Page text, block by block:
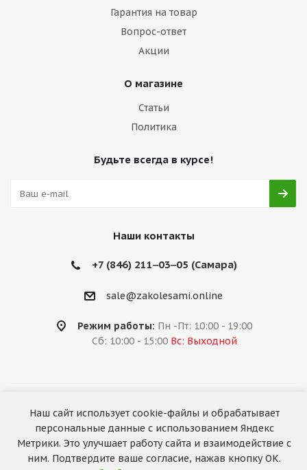
Гарантия на товар
Вопрос-ответ
Акции
О магазине
Статьи
Политика
Будьте всегда в курсе!
Наши контакты
+7 (846) 211‒03‒05 (Самара)
sale@zakolesami.online
Режим работы: Пн -Пт: 10:00 - 19:00
Сб: 10:00 - 15:00 Вс: Выходной
2026 © «За колёсами.Online»
Запуск сайта —RuMaster
Наш сайт использует cookie-файлы и обрабатывает
персональные данные с использованием Яндекс
Метрики. Это улучшает работу сайта и взаимодействие с
ним. Подтвердите ваше согласие, нажав кнопку ОК.